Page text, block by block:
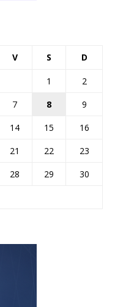
V S D
1
2
7 8
9
14 15
16
21 22
23
28 29
30